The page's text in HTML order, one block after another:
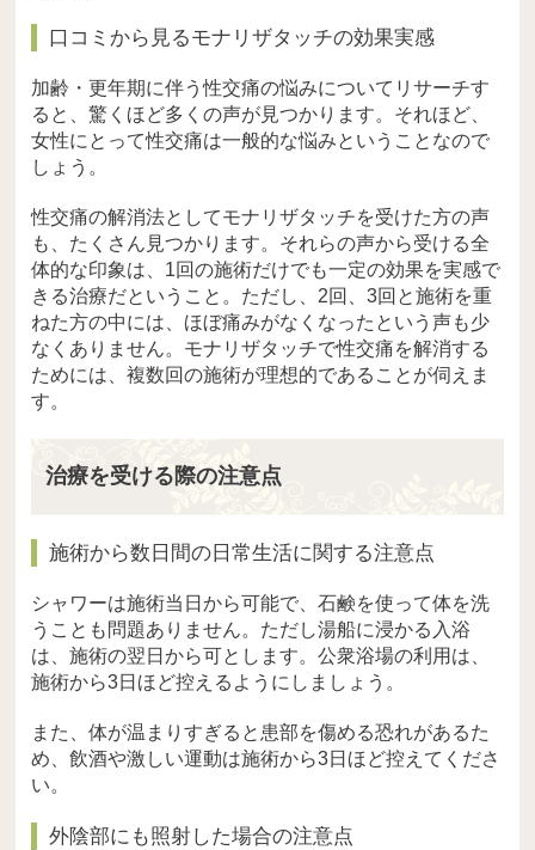
口コミから見るモナリザタッチの効果実感
加齢・更年期に伴う性交痛の悩みについてリサーチす
ると、驚くほど多くの声が見つかります。それほど、
女性にとって性交痛は一般的な悩みということなので
しょう。
性交痛の解消法としてモナリザタッチを受けた方の声
も、たくさん見つかります。それらの声から受ける全
体的な印象は、1回の施術だけでも一定の効果を実感で
きる治療だということ。ただし、2回、3回と施術を重
ねた方の中には、ほぼ痛みがなくなったという声も少
なくありません。モナリザタッチで性交痛を解消する
ためには、複数回の施術が理想的であることが伺えま
す。
治療を受ける際の注意点
施術から数日間の日常生活に関する注意点
シャワーは施術当日から可能で、石鹸を使って体を洗
うことも問題ありません。ただし湯船に浸かる入浴
は、施術の翌日から可とします。公衆浴場の利用は、
施術から3日ほど控えるようにしましょう。
また、体が温まりすぎると患部を傷める恐れがあるた
め、飲酒や激しい運動は施術から3日ほど控えてくださ
い。
外陰部にも照射した場合の注意点